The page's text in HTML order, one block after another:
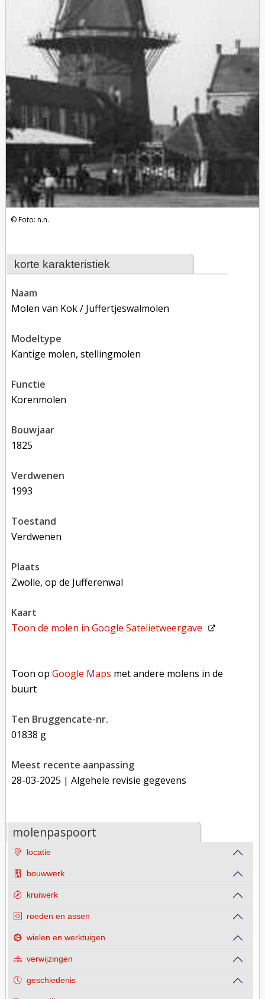
korte karakteristiek
naam
Molen van Kok / Juffertjeswalmolen
modeltype
Kantige molen, stellingmolen
functie
korenmolen
bouwjaar
1825
verdwenen
1993
toestand
verdwenen
plaats
Zwolle, op de Jufferenwal
kaart
Toon de molen inGoogle Satelietweergave
Toon opGoogle Maps met andere molens in de
buurt
Ten Bruggencate-nr.
01838 g
Meest recente aanpassing
28-03-2025 | Algehele revisie gegevens
Foto: n.n.
molenpaspoort
locatie
bouwwerk
kruiwerk
roeden en assen
wielen en werktuigen
verwijzingen
geschiedenis